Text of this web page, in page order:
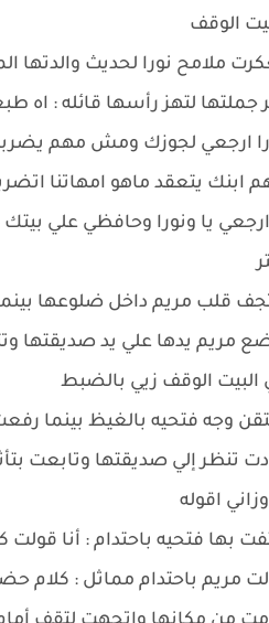
الوقف
ملامح نورا لحديث والدتها
جملتها لتهز رأسها قائله : اه
ارجعي لجوزك ومش مهم
ابنك يتعقد ماهو امهاتنا
يا ونورا وحافظي علي
قلب مريم داخل ضلوعها
مريم يدها علي يد صديقتها
البيت الوقف زيي بالضبط
وجه فتحيه بالغيظ بينما
تنظر إلي صديقتها وتابعت
اقوله
بها فتحيه باحتدام : أنا قولت
مريم باحتدام مماثل : كلام